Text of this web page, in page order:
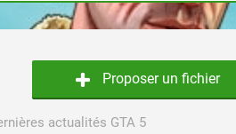
Proposer un fichier
actualités GTA 5